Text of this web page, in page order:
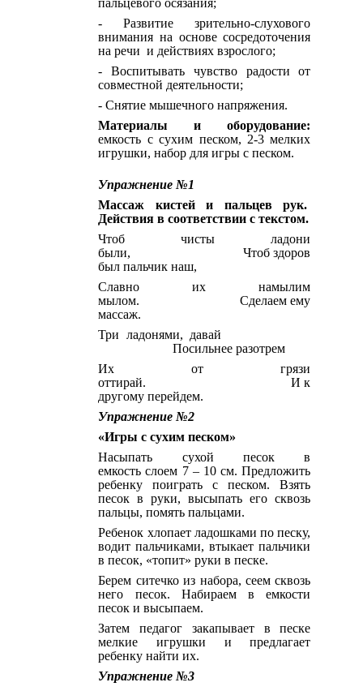
- Развитие зрительно-слухового
внимания на основе сосредоточения
на речи и действиях взрослого;
- Воспитывать чувство радости от
совместной деятельности;
- Снятие мышечного напряжения.
Материалы и оборудование:
емкость с сухим песком, 2-3 мелких
игрушки, набор для игры с песком.
Упражнение №1
Массаж кистей и пальцев рук.
Действия в соответствии с текстом.
Чтоб чисты ладони
были, Чтоб здоров
был пальчик наш,
Славно их намылим
мылом. Сделаем ему
массаж.
Три ладонями, давай
Посильнее разотрем
Их от грязи
оттирай. И к
другому перейдем.
Упражнение №2
«Игры с сухим песком»
Насыпать сухой песок в
емкость слоем 7 – 10 см. Предложить
ребенку поиграть с песком. Взять
песок в руки, высыпать его сквозь
пальцы, помять пальцами.
Ребенок хлопает ладошками по песку,
водит пальчиками, втыкает пальчики
в песок, «топит» руки в песке.
Берем ситечко из набора, сеем сквозь
него песок. Набираем в емкости
песок и высыпаем.
Затем педагог закапывает в песке
мелкие игрушки и предлагает
ребенку найти их.
Упражнение №3